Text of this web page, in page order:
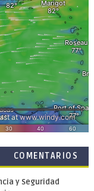
COMENTARIOS
y Seguridad